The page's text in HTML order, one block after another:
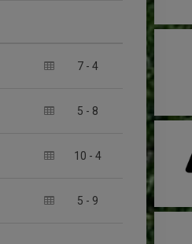
7 - 4
5 - 8
10 - 4
5 - 9